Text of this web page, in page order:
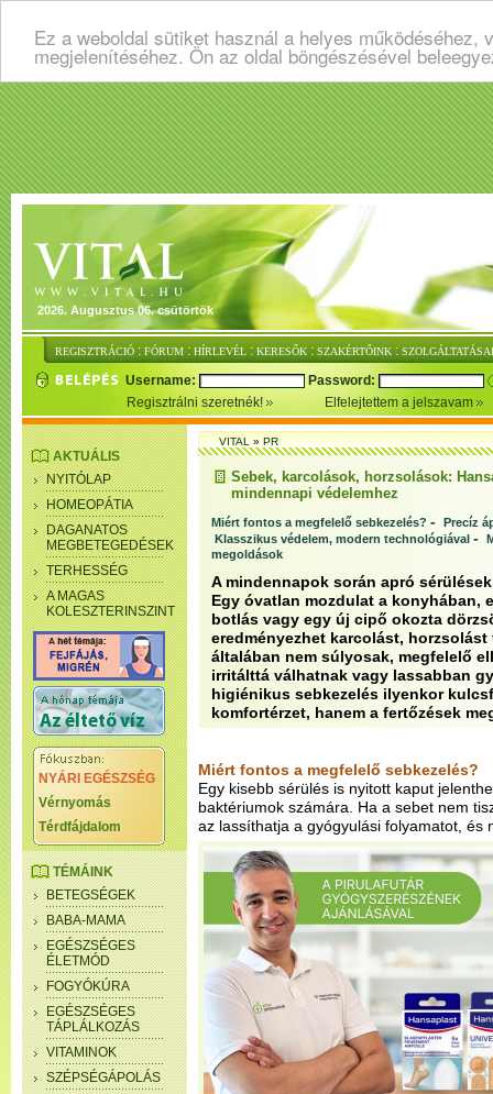
Ez a weboldal sütiket használ a helyes
megjelenítéséhez. Ön az oldal böngészésével
2026. Augusztus 06. csütörtök
REGISZTRÁCIÓ : FÓRUM : HÍRLEVÉL : KERESŐK : SZAKÉRTŐINK :
Username:
Password:
Regisztrálni szeretnék!
Elfelejtettem a jelszavam
AKTUÁLIS
NYITÓLAP
HOMEOPÁTIA
DAGANATOS
MEGBETEGEDÉSEK
TERHESSÉG
A MAGAS
KOLESZTERINSZINT
NYÁRI EGÉSZSÉG
Vérnyomás
Térdfájdalom
TÉMÁINK
BETEGSÉGEK
BABA-MAMA
EGÉSZSÉGES
ÉLETMÓD
FOGYÓKÚRA
EGÉSZSÉGES
TÁPLÁLKOZÁS
VITAMINOK
SZÉPSÉGÁPOLÁS
VITAL»PR
Sebek, karcolások, horzsolások:
mindennapi védelemhez
Miért fontos a megfelelő sebkezelés? - Precíz
Klasszikus védelem, modern technológiával -
megoldások
A mindennapok során apró
Egy óvatlan mozdulat a konyhában,
botlás vagy egy új cipő okozta
eredményezhet karcolást,
általában nem súlyosak, megfelelő
irritálttá válhatnak vagy lassabban
higiénikus sebkezelés ilyenkor
komfortérzet, hanem a fertőzések
Miért fontos a megfelelő sebkezelés?
Egy kisebb sérülés is nyitott kaput
baktériumok számára. Ha a sebet nem
az lassíthatja a gyógyulási folyamatot, és